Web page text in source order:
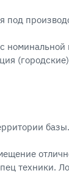
под
базы.
техники.